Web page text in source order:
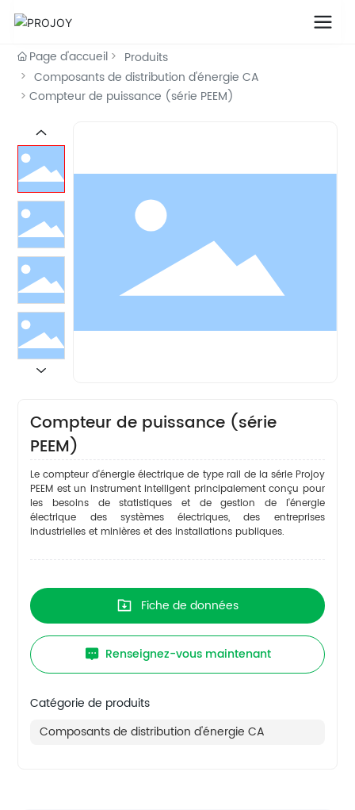
Page d'accueil
Produits
Composants de distribution d'énergie CA
Compteur de puissance (série PEEM)
Compteur de puissance (série
PEEM)
Le compteur d'énergie électrique de type rail de la série Projoy
PEEM est un instrument intelligent principalement conçu pour
les besoins de statistiques et de gestion de l'énergie
électrique des systèmes électriques, des entreprises
industrielles et minières et des installations publiques.
Fiche de données
Renseignez-vous maintenant
Catégorie de produits
Composants de distribution d'énergie CA